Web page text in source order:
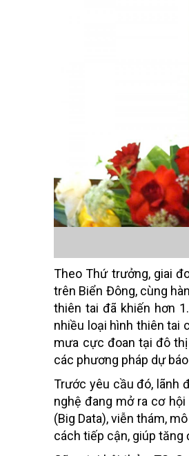
Theo Thứ trưởng, giai
trên Biển Đông, cùng
thiên tai đã khiến hơn
nhiều loại hình thiên tai
mưa cực đoan tại đô
các phương pháp dự
Trước yêu cầu đó, lãnh
nghệ đang mở ra cơ
(Big Data), viễn thám,
cách tiếp cận, giúp tăng